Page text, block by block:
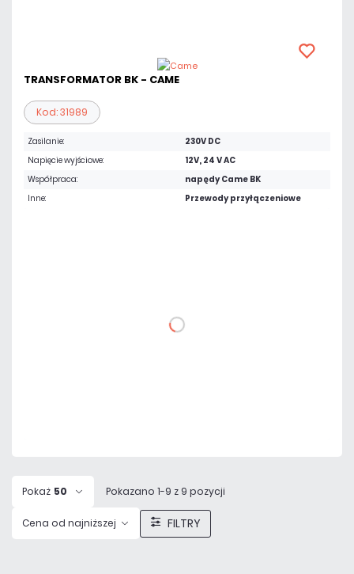
TRANSFORMATOR BK - CAME
Kod: 31989
Zasilanie:
230V DC
Napięcie wyjściowe:
12V, 24 V AC
Współpraca:
napędy Came BK
Inne:
Przewody przyłączeniowe
DO KOSZYKA
Pokaż 50 Pokazano 1-9 z 9 pozycji
Cena od najniższej FILTRY